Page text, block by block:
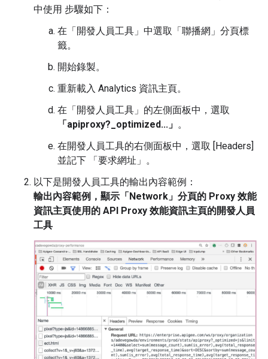
中使用 步驟如下：
在「開發人員工具」中選取「聯播網」分頁標
籤。
開始錄製。
重新載入 Analytics 資訊主頁。
在「開發人員工具」的左側面板中，選取
「apiproxy?_optimized...」 。
在開發人員工具的右側面板中，選取 [Headers]
並記下 「要求網址」。
以下是開發人員工具的輸出內容範例：
輸出內容範例，顯示「Network」分頁的 Proxy 效能
資訊主頁使用的 API Proxy 效能資訊主頁的開發人員
工具